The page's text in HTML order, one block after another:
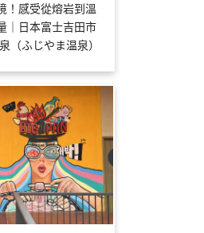
！感受從熔岩到溫
｜日本富士吉田市
（ふじやま温泉）